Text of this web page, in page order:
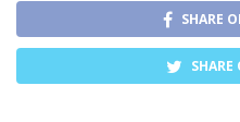
SHARE